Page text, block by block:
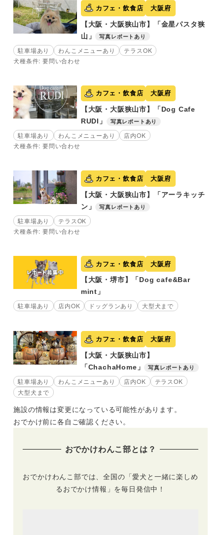
カフェ・飲食店 大阪府
【大阪・大阪狭山市】「金星パスタ狭
山」
写真レポートあり
駐車場あり わんこメニューあり
テラスOK
犬種条件: 要問い合わせ
カフェ・飲食店 大阪府
【大阪・大阪狭山市】「Dog Cafe
RUDI」
写真レポートあり
駐車場あり わんこメニューあり
店内OK
犬種条件: 要問い合わせ
カフェ・飲食店 大阪府
【大阪・大阪狭山市】「アーラキッチ
ン」
写真レポートあり
駐車場あり
テラスOK
犬種条件: 要問い合わせ
カフェ・飲食店 大阪府
【大阪・堺市】「Dog cafe&Bar
mint」
駐車場あり 店内OK ドッグランあり 大型犬まで
カフェ・飲食店 大阪府
【大阪・大阪狭山市】
「ChachaHome」
写真レポートあり
駐車場あり わんこメニューあり 店内OK
テラスOK
大型犬まで
施設の情報は変更になっている可能性があります。
おでかけ前に各自ご確認ください。
おでかけわんこ部とは？
おでかけわんこ部では、全国の「愛犬と一緒に楽しめ
るおでかけ情報」を毎日発信中！